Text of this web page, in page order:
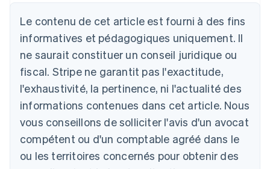
Le contenu de cet article est fourni à des fins
informatives et pédagogiques uniquement. Il
ne saurait constituer un conseil juridique ou
fiscal. Stripe ne garantit pas l'exactitude,
l'exhaustivité, la pertinence, ni l'actualité des
informations contenues dans cet article. Nous
vous conseillons de solliciter l'avis d'un avocat
compétent ou d'un comptable agréé dans le
ou les territoires concernés pour obtenir des
DeutschEnglish
English
Autriche
Deutsch English
Belgique
NederlandsFrançaisDeutschEnglish
Brésil
Bulgarie
English
Canada
English Français